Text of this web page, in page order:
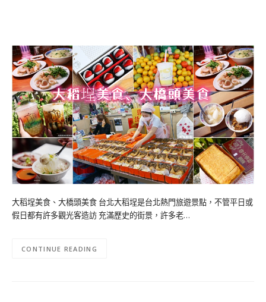
大稻埕美食、大橋頭美食 台北大稻埕是台北熱門旅遊景點，不管平日或
假日都有許多觀光客造訪 充滿歷史的街景，許多老…
CONTINUE READING